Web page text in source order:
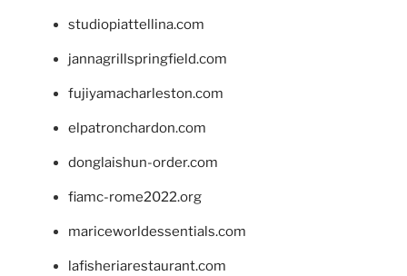
studiopiattellina.com
jannagrillspringfield.com
fujiyamacharleston.com
elpatronchardon.com
donglaishun-order.com
fiamc-rome2022.org
mariceworldessentials.com
lafisheriarestaurant.com